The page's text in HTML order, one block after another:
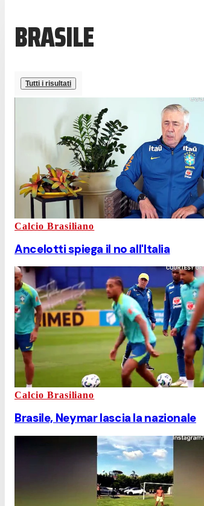
BRASILE
Tutti i risultati
Calcio Brasiliano
Ancelotti spiega il no all'Italia
Calcio Brasiliano
Brasile, Neymar lascia la nazionale